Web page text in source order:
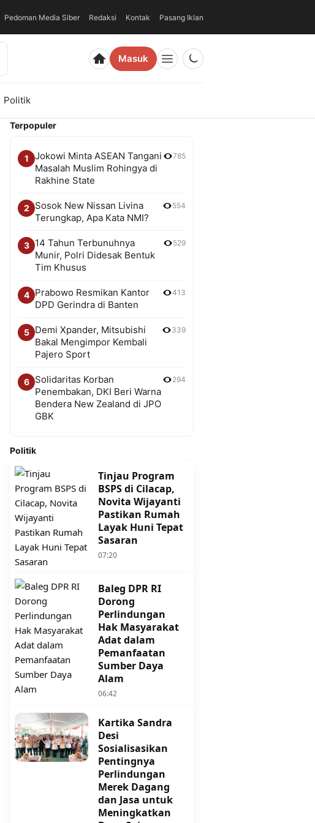
Pedoman Media Siber Redaksi Kontak Pasang Iklan
Masuk
Politik
Terpopuler
1
Jokowi Minta ASEAN Tangani
Masalah Muslim Rohingya di
Rakhine State
785
2
Sosok New Nissan Livina
Terungkap, Apa Kata NMI?
554
3
14 Tahun Terbunuhnya
Munir, Polri Didesak Bentuk
Tim Khusus
529
4
Prabowo Resmikan Kantor
DPD Gerindra di Banten
413
5
Demi Xpander, Mitsubishi
Bakal Mengimpor Kembali
Pajero Sport
339
6
Solidaritas Korban
Penembakan, DKI Beri Warna
Bendera New Zealand di JPO
GBK
294
Politik
Tinjau Program
BSPS di Cilacap,
Novita Wijayanti
Pastikan Rumah
Layak Huni Tepat
Sasaran
07:20
Baleg DPR RI
Dorong
Perlindungan
Hak Masyarakat
Adat dalam
Pemanfaatan
Sumber Daya
Alam
06:42
Kartika Sandra
Desi
Sosialisasikan
Pentingnya
Perlindungan
Merek Dagang
dan Jasa untuk
Meningkatkan